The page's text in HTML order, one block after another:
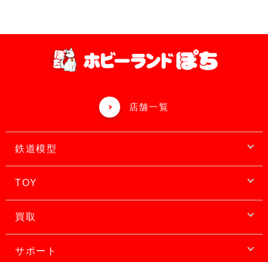
店舗一覧
鉄道模型
TOY
買取
サポート